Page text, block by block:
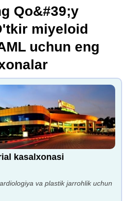
Qo&#39;y
miyeloid
uchun eng
kasalxonasi
va plastik jarrohlik uchun